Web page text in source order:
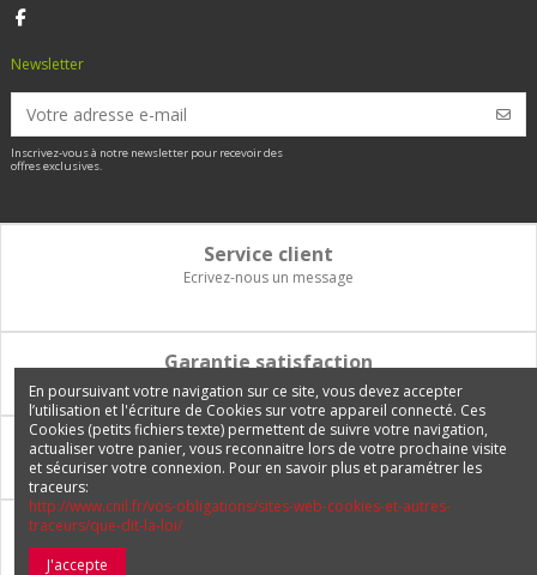
Newsletter
Inscrivez-vous à notre newsletter pour recevoir des
offres exclusives.
Service client
Ecrivez-nous un message
Garantie satisfaction
Vous disposez de 14 jours pour changer d'avis et être remboursé
Paiement 100% sécurisé
Carte bancaire, PayPal, 3 fois sans frais, virement bancaire
Livraison Internationale
Expédition en France, en Europe et vers tous les DOM-TOM
En poursuivant votre navigation sur ce site, vous devez accepter
l’utilisation et l'écriture de Cookies sur votre appareil connecté. Ces
Cookies (petits fichiers texte) permettent de suivre votre navigation,
actualiser votre panier, vous reconnaitre lors de votre prochaine visite
et sécuriser votre connexion. Pour en savoir plus et paramétrer les
traceurs:
http://www.cnil.fr/vos-obligations/sites-web-cookies-et-autres-
traceurs/que-dit-la-loi/
J'accepte